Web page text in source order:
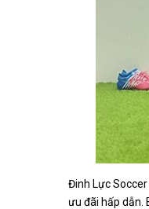
Đinh Lực
ưu đãi hấp dẫn.